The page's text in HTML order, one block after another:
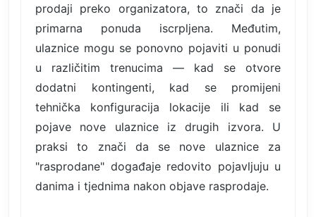
prodaji preko organizatora, to znači da je
primarna ponuda iscrpljena. Međutim,
ulaznice mogu se ponovno pojaviti u ponudi
u različitim trenucima — kad se otvore
dodatni kontingenti, kad se promijeni
tehnička konfiguracija lokacije ili kad se
pojave nove ulaznice iz drugih izvora. U
praksi to znači da se nove ulaznice za
"rasprodane" događaje redovito pojavljuju u
danima i tjednima nakon objave rasprodaje.